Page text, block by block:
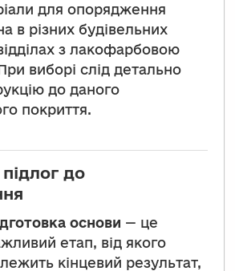
для опорядження
в різних будівельних
з лакофарбовою
виборі слід детально
до даного
покриття.
підлог до
основи — це
етап, від якого
кінцевий результат,